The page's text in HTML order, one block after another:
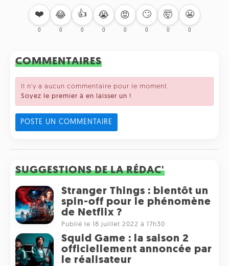
❤️
0
😂
0
👍
0
😭
0
😡
0
🙄
0
🤯
0
😬
0
COMMENTAIRES
Il n'y a aucun commentaire pour le moment.
Soyez le premier à en laisser un !
POSTE UN COMMENTAIRE
SUGGESTIONS DE LA RÉDAC'
Stranger Things : bientôt un
spin-off pour le phénomène
de Netflix ?
Publié le 18 juillet 2022 à 17h30
Squid Game : la saison 2
officiellement annoncée par
le réalisateur